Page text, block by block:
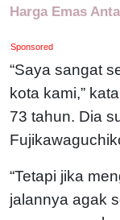
Harga Emas
Sponsored
“Saya sangat
kota kami,”
73 tahun. Dia
“Tetapi jika
jalannya agak